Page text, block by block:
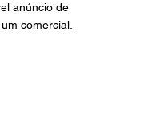
anúncio de
comercial.